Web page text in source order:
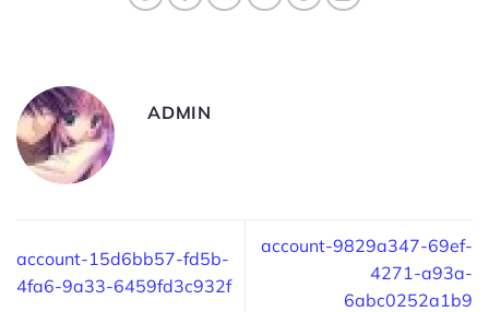
ADMIN
account-15d6bb57-fd5b-
4fa6-9a33-6459fd3c932f
account-9829a347-69ef-
4271-a93a-
6abc0252a1b9